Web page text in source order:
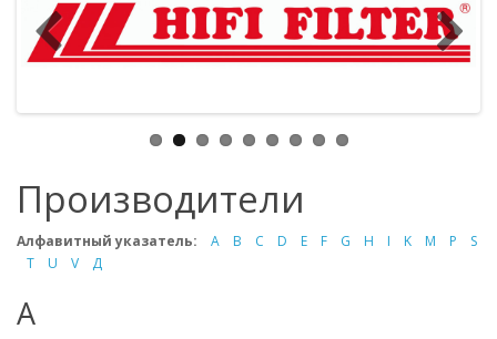
Производители
Алфавитный указатель: A B C D E F G H I K M P
S
T
U V Д
A